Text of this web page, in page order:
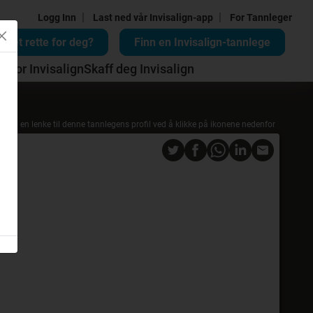
Logg Inn Last ned vår Invisalign-app For Tannleger
det rette for deg? Finn en Invisalign-tannlege
for InvisalignSkaff deg Invisalign
Del en lenke til denne tannlegens profil ved å klikke på ikonene nedenfor